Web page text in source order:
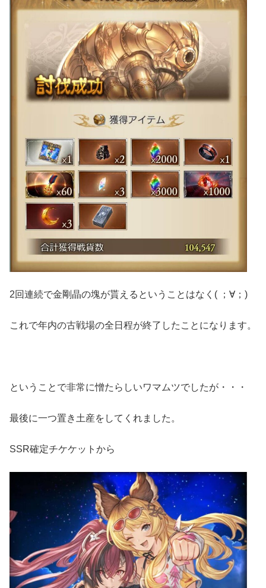
2回連続で金剛晶の塊が貰えるということはなく( ；∀；)
これで年内の古戦場の全日程が終了したことになります。
ということで非常に憎たらしいワマムツでしたが・・・
最後に一つ置き土産をしてくれました。
SSR確定チケケットから